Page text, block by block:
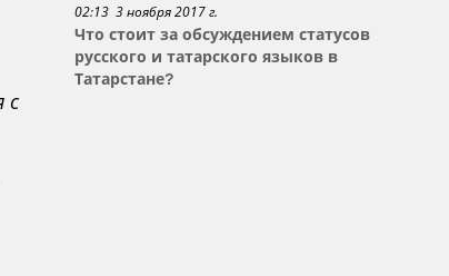
с
02:13 3 ноября 2017 г.
Что стоит за обсуждением статусов
русского и татарского языков в
Татарстане?